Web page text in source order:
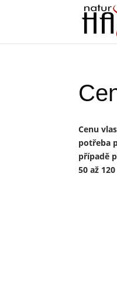
Cenu
potřeba
případě
50 až